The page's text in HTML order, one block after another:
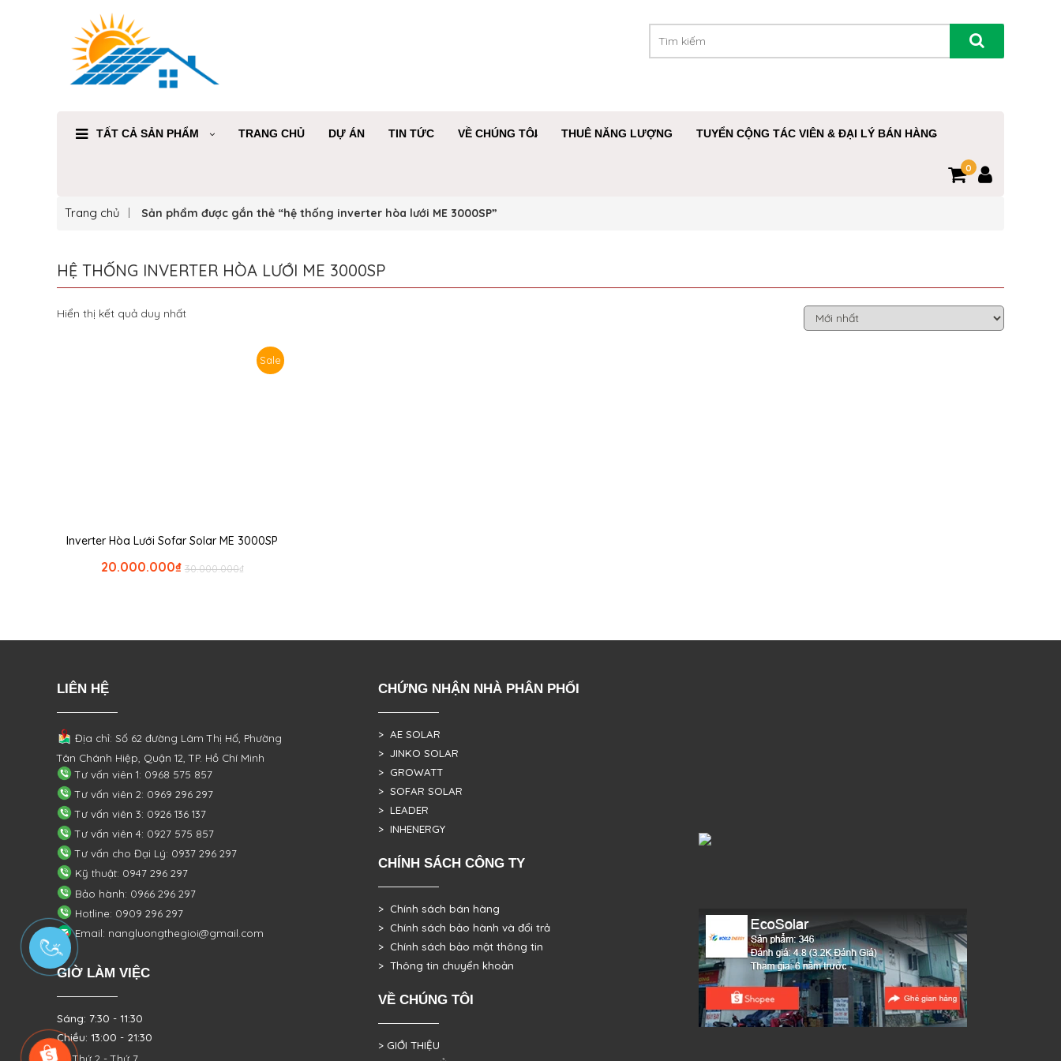
TẤT CẢ SẢN PHẨM TRANG CHỦ DỰ ÁN TIN TỨC VỀ CHÚNG TÔI THUÊ NĂNG LƯỢNG TUYỂN CỘNG TÁC VIÊN & ĐẠI LÝ BÁN HÀNG
0
Trang chủ Sản phẩm được gắn thẻ “hệ thống inverter hòa lưới ME 3000SP”
HỆ THỐNG INVERTER HÒA LƯỚI ME 3000SP
Hiển thị kết quả duy nhất
Sale
Inverter Hòa Lưới Sofar Solar ME 3000SP
₫
30.000.000
₫
20.000.000
LIÊN HỆ
Địa chỉ: Số 62 đường Lâm Thị Hố, Phường
Tân Chánh Hiệp, Quận 12, TP. Hồ Chí Minh
Tư vấn viên 1: 0968 575 857
Tư vấn viên 2: 0969 296 297
Tư vấn viên 3: 0926 136 137
Tư vấn viên 4: 0927 575 857
Tư vấn cho Đại Lý: 0937 296 297
Kỹ thuật: 0947 296 297
Bảo hành: 0966 296 297
Hotline: 0909 296 297
Email: nangluongthegioi@gmail.com
GIỜ LÀM VIỆC
Sáng: 7:30 - 11:30
Chiều: 13:00 - 21:30
CHỨNG NHẬN NHÀ PHÂN PHỐI
> AE SOLAR
> JINKO SOLAR
> GROWATT
> SOFAR SOLAR
> LEADER
> INHENERGY
CHÍNH SÁCH CÔNG TY
> Chính sách bán hàng
> Chính sách bảo hành và đổi trả
> Chính sách bảo mật thông tin
> Thông tin chuyển khoản
VỀ CHÚNG TÔI
> GIỚI THIỆU